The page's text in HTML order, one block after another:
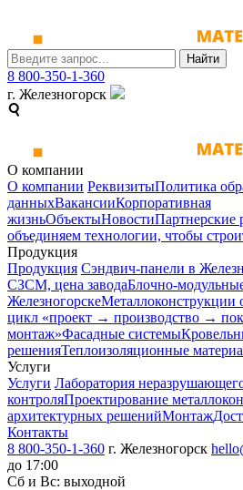
Найти
8 800-350-1-360
г. Железногорск
О компании
О компании РеквизитыПолитика
данныхВакансииКорпоративная
жизньОбъектыНовости
объединяем технологии, чтобы
Продукция
Продукция Сэндвич-панели в
СЗСМ, цена заводаБлочно-
Железногорске
цикл «проект → производство →
монтаж»Фасадные системы
решенияТеплоизоляционные
Услуги
Услуги Лаборатория
контроляПроектирование
архитектурных решенийМонтаж
Контакты
8 800-350-1-360 г. Железногорск
до 17:00
Сб и Вс: выходной